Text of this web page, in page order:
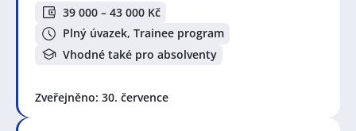
39 000 – 43 000 Kč
Plný úvazek, Trainee program
Vhodné také pro absolventy
Zveřejněno: 30. července